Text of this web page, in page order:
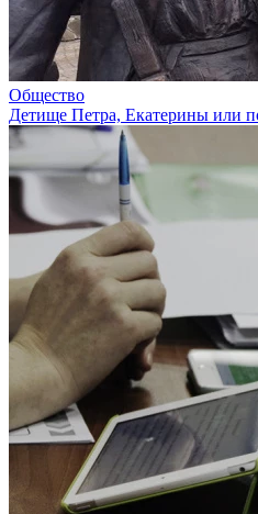
Общество
Детище Петра, Екатерины или